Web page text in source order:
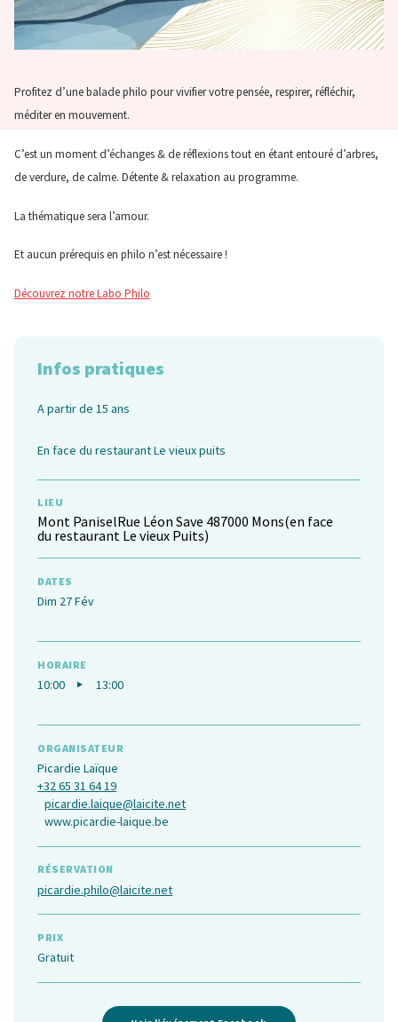
Profitez d’une balade philo pour vivifier votre pensée, respirer, réfléchir,
méditer en mouvement.
C’est un moment d’échanges & de réflexions tout en étant entouré d’arbres,
de verdure, de calme. Détente & relaxation au programme.
La thématique sera l’amour.
Et aucun prérequis en philo n’est nécessaire !
Découvrez notre Labo Philo
Infos pratiques
A partir de 15 ans
En face du restaurant Le vieux puits
LIEU
Mont PaniselRue Léon Save 487000 Mons(en face
du restaurant Le vieux Puits)
DATES
Dim 27 Fév
HORAIRE
10:00 13:00
ORGANISATEUR
Picardie Laïque
+32 65 31 64 19
picardie.laique@laicite.net
www.picardie-laique.be
RÉSERVATION
picardie.philo@laicite.net
PRIX
Gratuit